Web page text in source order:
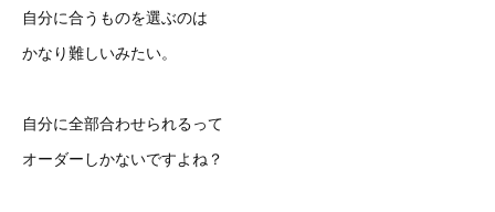
自分に合うものを選ぶのは
かなり難しいみたい。
自分に全部合わせられるって
オーダーしかないですよね？